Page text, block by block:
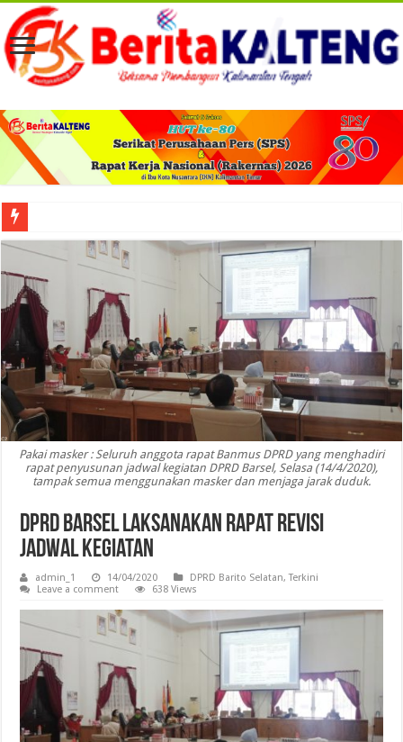
Viral! Selama Dua Bulan Lebih Siltap Serta Tunjangan Pemdes dan BPD di
Pakai masker : Seluruh anggota rapat Banmus DPRD yang menghadiri
rapat penyusunan jadwal kegiatan DPRD Barsel, Selasa (14/4/2020),
tampak semua menggunakan masker dan menjaga jarak duduk.
DPRD Barsel Laksanakan Rapat Revisi
Jadwal Kegiatan
admin_1 14/04/2020 DPRD Barito Selatan,Terkini
Leave a comment
638 Views